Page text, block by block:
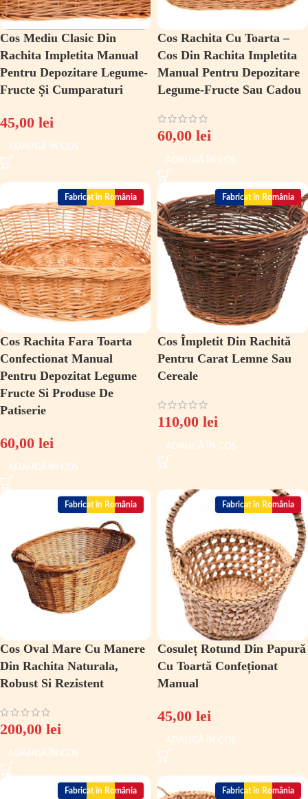
Cos Mediu Clasic Din
Rachita Impletita Manual
Pentru Depozitare Legume-
Fructe Și Cumparaturi
45,00 lei
ADAUGĂ ÎN COȘ
Cos Rachita Cu Toarta –
Cos Din Rachita Impletita
Manual Pentru Depozitare
Legume-Fructe Sau Cadou
60,00 lei
ADAUGĂ ÎN COȘ
Fabricat în România
Cos Rachita Fara Toarta
Confectionat Manual
Pentru Depozitat Legume
Fructe Si Produse De
Patiserie
60,00 lei
ADAUGĂ ÎN COȘ
Fabricat în România
Cos Împletit Din Rachită
Pentru Carat Lemne Sau
Cereale
110,00 lei
ADAUGĂ ÎN COȘ
Fabricat în România
Cos Oval Mare Cu Manere
Din Rachita Naturala,
Robust Si Rezistent
200,00 lei
ADAUGĂ ÎN COȘ
Fabricat în România
Cosuleț Rotund Din Papură
Cu Toartă Confeționat
Manual
45,00 lei
ADAUGĂ ÎN COȘ
Fabricat în România Fabricat în România